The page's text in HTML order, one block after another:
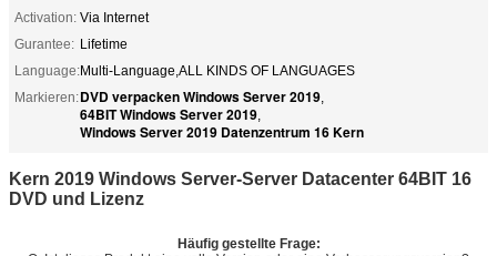
Activation: Via Internet
Gurantee: Lifetime
Language:Multi-Language,ALL KINDS OF LANGUAGES
Markieren:DVD verpacken Windows Server 2019,
64BIT Windows Server 2019,
Windows Server 2019 Datenzentrum 16 Kern
Kern 2019 Windows Server-Server Datacenter 64BIT 16
DVD und Lizenz
Häufig gestellte Frage: